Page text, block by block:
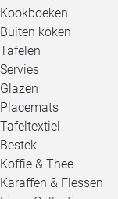
Kookboeken
Buiten koken
Tafelen
Servies
Glazen
Placemats
Tafeltextiel
Bestek
Koffie & Thee
Karaffen & Flessen